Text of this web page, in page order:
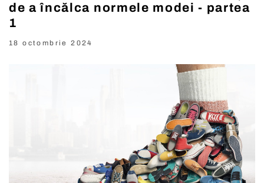
de a încălca normele modei - partea
1
18 octombrie 2024